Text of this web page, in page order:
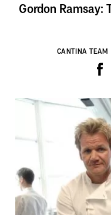
Gordon Ramsay:
CANTINA TEAM